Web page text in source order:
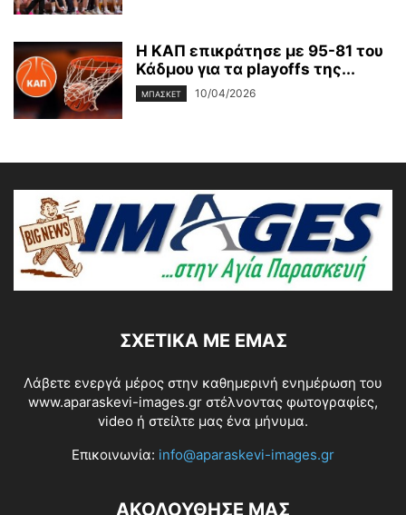
Η ΚΑΠ επικράτησε με 95-81 του
Κάδμου για τα playoffs της...
ΜΠΑΣΚΕΤ 10/04/2026
ΣΧΕΤΙΚΆ ΜΕ ΕΜΆΣ
Λάβετε ενεργά μέρος στην καθημερινή ενημέρωση του
www.aparaskevi-images.gr στέλνοντας φωτογραφίες,
video ή στείλτε μας ένα μήνυμα.
Επικοινωνία: info@aparaskevi-images.gr
ΑΚΟΛΟΥΘΗΣΕ ΜΑΣ